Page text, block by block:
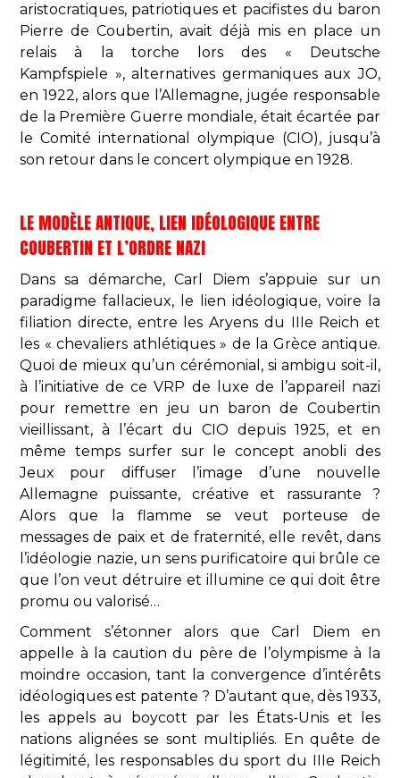
aristocratiques, patriotiques et pacifistes du baron
Pierre de Coubertin, avait déjà mis en place un
relais à la torche lors des « Deutsche
Kampfspiele », alternatives germaniques aux JO,
en 1922, alors que l’Allemagne, jugée responsable
de la Première Guerre mondiale, était écartée par
le Comité international olympique (CIO), jusqu’à
son retour dans le concert olympique en 1928.
LE MODÈLE ANTIQUE, LIEN IDÉOLOGIQUE ENTRE
COUBERTIN ET L’ORDRE NAZI
Dans sa démarche, Carl Diem s’appuie sur un
paradigme fallacieux, le lien idéologique, voire la
filiation directe, entre les Aryens du IIIe Reich et
les « chevaliers athlétiques » de la Grèce antique.
Quoi de mieux qu’un cérémonial, si ambigu soit-il,
à l’initiative de ce VRP de luxe de l’appareil nazi
pour remettre en jeu un baron de Coubertin
vieillissant, à l’écart du CIO depuis 1925, et en
même temps surfer sur le concept anobli des
Jeux pour diffuser l’image d’une nouvelle
Allemagne puissante, créative et rassurante ?
Alors que la flamme se veut porteuse de
messages de paix et de fraternité, elle revêt, dans
l’idéologie nazie, un sens purificatoire qui brûle ce
que l’on veut détruire et illumine ce qui doit être
promu ou valorisé…
Comment s’étonner alors que Carl Diem en
appelle à la caution du père de l’olympisme à la
moindre occasion, tant la convergence d’intérêts
idéologiques est patente ? D’autant que, dès 1933,
les appels au boycott par les États-Unis et les
nations alignées se sont multipliés. En quête de
légitimité, les responsables du sport du IIIe Reich